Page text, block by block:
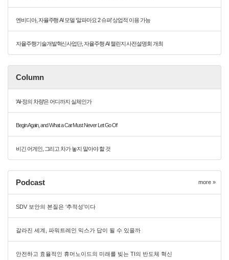
엔비디아, 자율주행 AI 모델 ‘알파마요 2 슈퍼’ 상업적 이용 가능
자율주행기술개발혁신사업단, 자율주행 AI 챌린지 사전설명회 개최
Column
'AI-정의 차량'은 어디까지 실체인가
Begin Again, and What a Car Must Never Let Go Of
비긴 어게인, 그리고 차가 놓지 말아야 할 것
Podcast more »
SDV 보안의 본질은 ‘추적성’이다
갈라진 세계, 파워트레인 믹스가 답이 될 수 있을까
안전하고 효율적인 휴머노이드의 미래를 빚는 TI의 반도체 혁신